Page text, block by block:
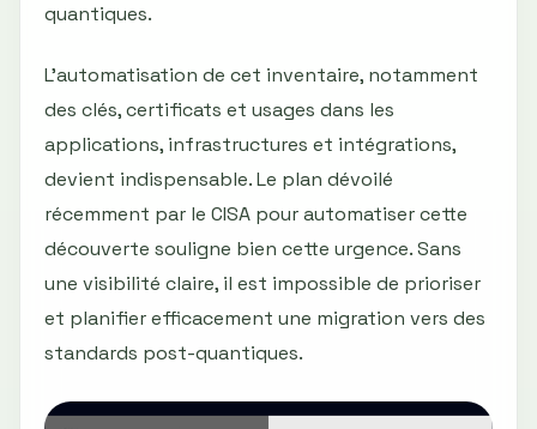
quantiques.
L'automatisation de cet inventaire, notamment
des clés, certificats et usages dans les
applications, infrastructures et intégrations,
devient indispensable. Le plan dévoilé
récemment par le CISA pour automatiser cette
découverte souligne bien cette urgence. Sans
une visibilité claire, il est impossible de prioriser
et planifier efficacement une migration vers des
standards post-quantiques.